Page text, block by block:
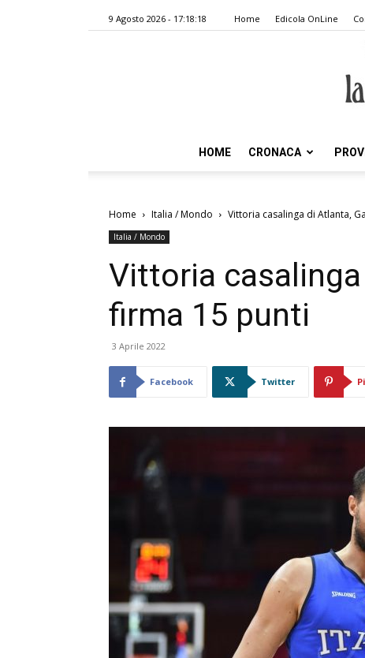
9 Agosto 2026 - 17:18:18 Home Edicola OnLine
HOME CRONACA
Home Italia / Mondo Vittoria casalinga di Atlanta,
Italia / Mondo
Vittoria
firma 15 punti
3 Aprile 2022
Facebook Twitter